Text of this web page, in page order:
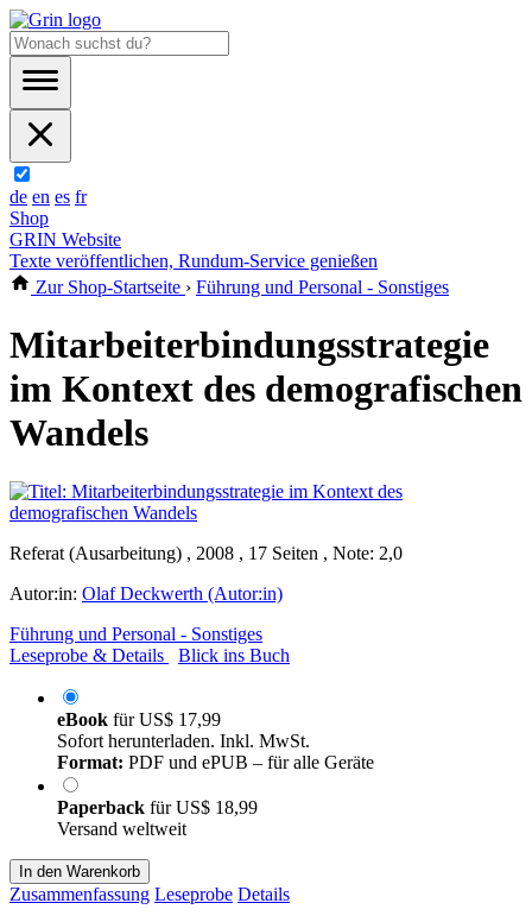
de en es fr
Shop
GRIN Website
Texte veröffentlichen, Rundum-Service genießen
Zur Shop-Startseite › Führung und Personal - Sonstiges
Mitarbeiterbindungsstrategie
im Kontext des demografischen
Wandels
Referat (Ausarbeitung) , 2008 , 17 Seiten , Note: 2,0
Autor:in: Olaf Deckwerth (Autor:in)
Führung und Personal - Sonstiges
Leseprobe & Details
Blick ins Buch
eBook fürUS$ 17,99
Sofort herunterladen. Inkl. MwSt.
Format: PDF und ePUB – für alle Geräte
Paperback fürUS$ 18,99
Versand weltweit
In den Warenkorb
Zusammenfassung Leseprobe Details